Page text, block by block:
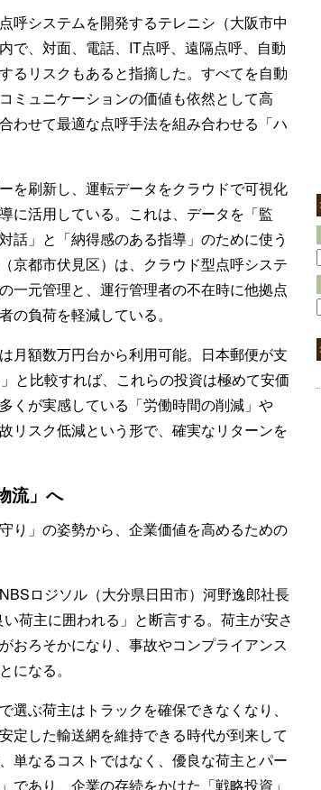
呼システムを開発するテレニシ（大阪市中
で、対面、電話、IT点呼、遠隔点呼、自動
るリスクもあると指摘した。すべてを自動
ミュニケーションの価値も依然として高
わせて最適な点呼手法を組み合わせる「ハ
を刷新し、運転データをクラウドで可視化
に活用している。これは、データを「監
話」と「納得感のある指導」のために使う
京都市伏見区）は、クラウド型点呼システ
一元管理と、運行管理者の不在時に他拠点
の負荷を軽減している。
月額数万円台から利用可能。日本郵便が支
と比較すれば、これらの投資は極めて安価
くが実感している「労働時間の削減」や
リスク低減という形で、確実なリターンを
流」へ
り」の姿勢から、企業価値を高めるための
ロジソル（大分県日田市）河野逸郎社長
荷主に囲われる」と断言する。荷主が安さ
おろそかになり、事故やコンプライアンス
になる。
ぶ荷主はトラックを確保できなくなり、
定した輸送網を維持できる時代が到来して
単なるコストではなく、優良な荷主とパー
であり、企業の存続をかけた「戦略投資」